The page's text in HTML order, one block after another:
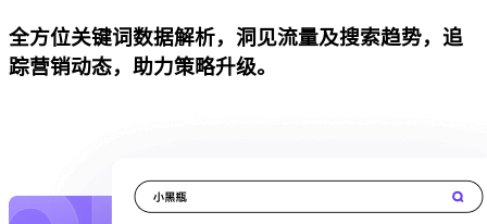
全方位关键词数据解析，洞见流量及搜索趋势，追
踪营销动态，助力策略升级。